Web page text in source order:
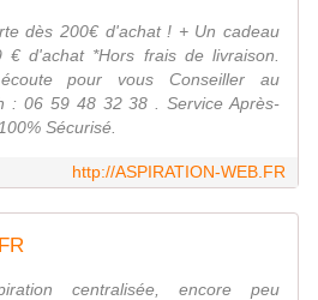
dès 200€ d'achat ! + Un cadeau
d'achat *Hors frais de livraison.
pour vous Conseiller au
: 06 59 48 32 38 . Service Après-
Sécurisé.
http://ASPIRATION-WEB.FR
centralisée, encore peu